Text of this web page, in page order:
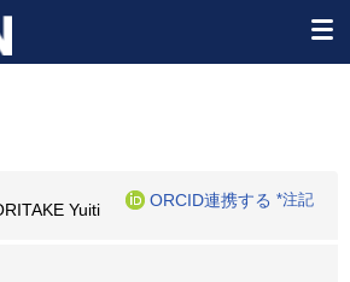
Yuiti
ORCID連携する *注記